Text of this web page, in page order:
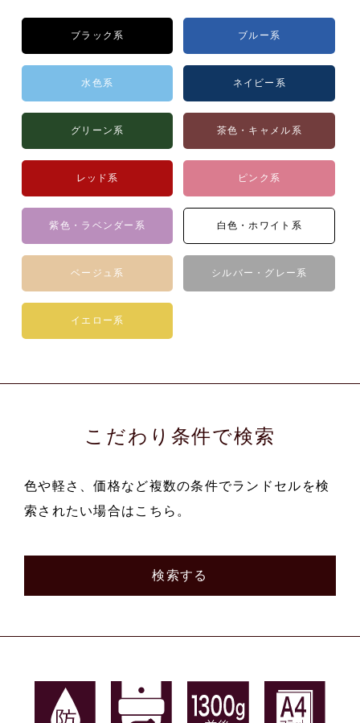
ブラック系 ブルー系
水色系 ネイビー系
グリーン系 茶色・キャメル系
レッド系 ピンク系
紫色・ラベンダー系 白色・ホワイト系
ベージュ系 シルバー・グレー系
イエロー系
こだわり条件で検索
色や軽さ、価格など複数の条件でランドセルを検
索されたい場合はこちら。
検索する